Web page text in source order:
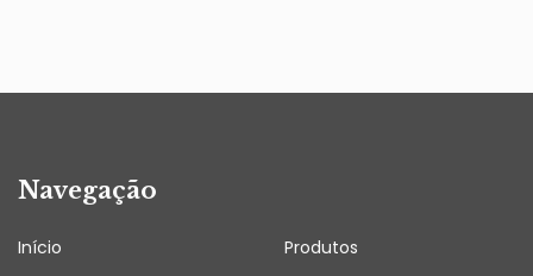
Navegação
Início Produtos